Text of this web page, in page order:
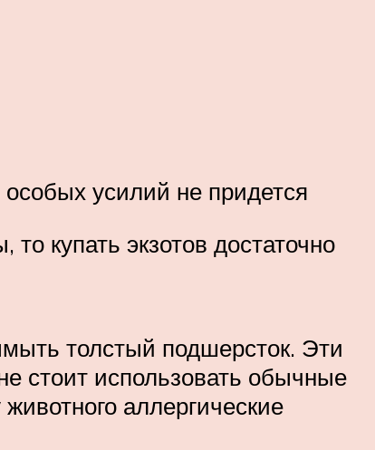
усилий не придется
купать экзотов достаточно
толстый подшерсток. Эти
стоит использовать обычные
аллергические